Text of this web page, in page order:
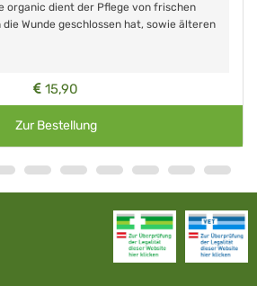
organic dient der Pflege von frischen
Wunde geschlossen hat, sowie älteren
15,90
Zur Bestellung